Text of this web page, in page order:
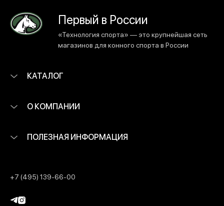
Первый в России
«Технология спорта» — это крупнейшая сеть
магазинов для конного спорта в России
КАТАЛОГ
О КОМПАНИИ
ПОЛЕЗНАЯ ИНФОРМАЦИЯ
+7 (495) 139-66-00